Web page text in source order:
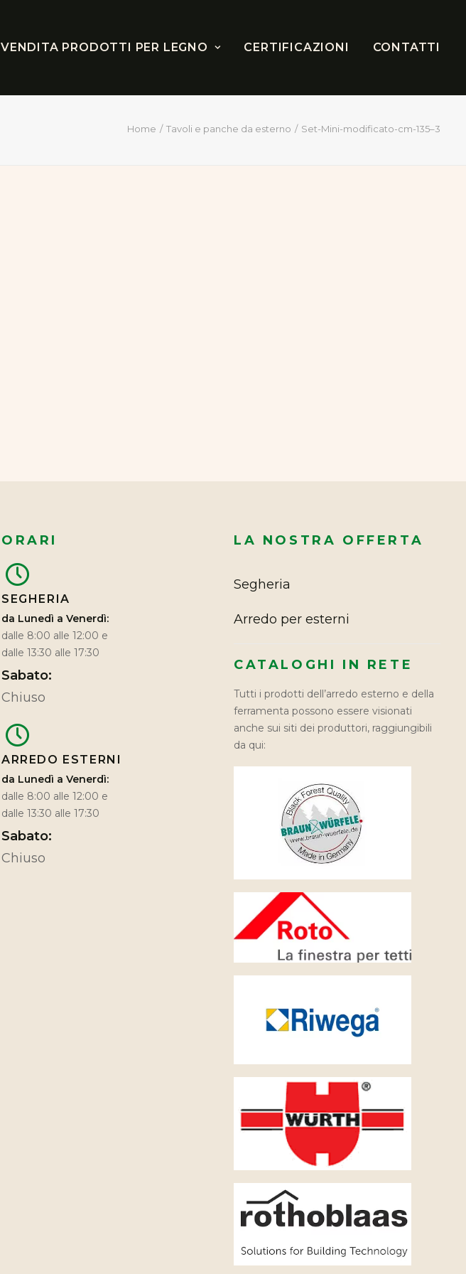
VENDITA PRODOTTI PER LEGNO CERTIFICAZIONI CONTATTI
Home Tavoli e panche da esterno Set-Mini-modificato-cm-135–3
ORARI
SEGHERIA
da Lunedì a Venerdì:
dalle 8:00 alle 12:00 e
dalle 13:30 alle 17:30
Sabato:
Chiuso
ARREDO ESTERNI
da Lunedì a Venerdì:
dalle 8:00 alle 12:00 e
dalle 13:30 alle 17:30
Sabato:
Chiuso
LA NOSTRA OFFERTA
Segheria
Arredo per esterni
CATALOGHI IN RETE
Tutti i prodotti dell’arredo esterno e della
ferramenta possono essere visionati
anche sui siti dei produttori, raggiungibili
da qui: